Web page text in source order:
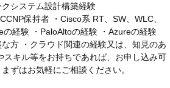
クシステム設計構築経験
保持者 ・Cisco系 RT、SW、WLC、
経験 ・PaloAltoの経験 ・Azureの経験
な方 ・クラウド関連の経験又は、知見のあ
キル等をお持ちであれば、お申し込み可
ずはお気軽にご相談ください。